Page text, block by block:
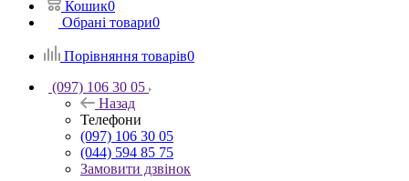
Кошик0
Обрані товари0
Порівняння товарів0
(097) 106 30 05
Назад
Телефони
(097) 106 30 05
(044) 594 85 75
Замовити дзвінок